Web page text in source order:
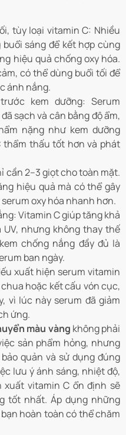
tùy loại vitamin C: Nhiều
sáng để kết hợp cùng
hiệu quả chống oxy hóa.
có thể dùng buổi tối để
ánh nắng.
kem dưỡng: Serum
sạch và cân bằng độ ẩm,
nặng như kem dưỡng
thẩm thấu tốt hơn và phát
cần 2–3 giọt cho toàn mặt.
hiệu quả mà có thể gây
oxy hóa nhanh hơn.
Vitamin C giúp tăng khả
nhưng không thay thế
chống nắng đầy đủ là
ban ngày.
xuất hiện serum vitamin
hoặc kết cấu vón cục,
vì lúc này serum đã giảm
ứng.
màu vàng không phải
sản phẩm hỏng, nhưng
quản và sử dụng đúng
lưu ý ánh sáng, nhiệt độ,
xuất vitamin C ổn định sẽ
tốt nhất. Áp dụng những
bạn hoàn toàn có thể chăm